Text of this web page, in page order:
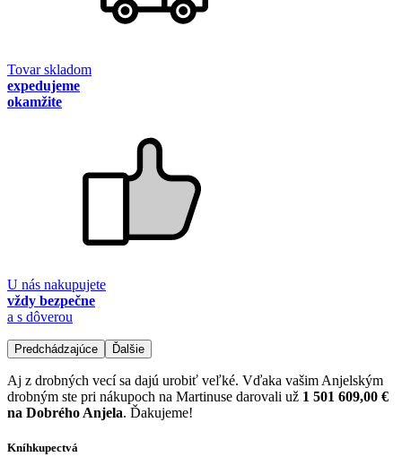
Tovar skladom
expedujeme
okamžite
U nás nakupujete
vždy bezpečne
a s dôverou
Predchádzajúce Ďalšie
Aj z drobných vecí sa dajú urobiť veľké. Vďaka vašim Anjelským
drobným ste pri nákupoch na Martinuse darovali už 1 501 609,00 €
na Dobrého Anjela. Ďakujeme!
Kníhkupectvá